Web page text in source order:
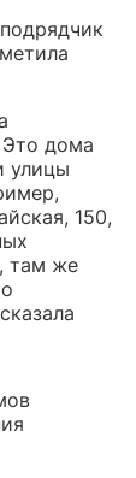
Это дома
улицы
150,
там же